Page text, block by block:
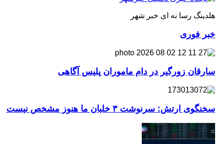
هلدینگ رسا نه ای خبر شهر
خبر فوری
سارقان زورگیر در دام ماموران پلیس آگاهی
سخنگوی ارتش: سرنوشت ۳ خلبان ما هنوز مشخص نیست